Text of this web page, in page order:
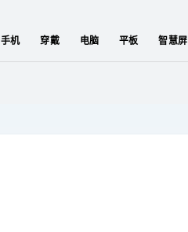
手机 穿戴 电脑 平板 智慧屏